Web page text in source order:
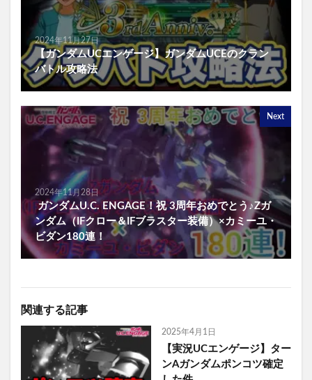
2024年11月27日
【ガンダムUCエンゲージ】ガンダムUCEのクラン
バトル攻略法
Next
2024年11月28日
ガンダムU.C. ENGAGE！祝 3周年おめでとう♪Zガ
ンダム（IFクロー＆IFブラスター装備）×カミーユ・
ビダン180連！
関連する記事
2025年4月1日
【実況UCエンゲージ】ター
ンAガンダムポンコツ確定